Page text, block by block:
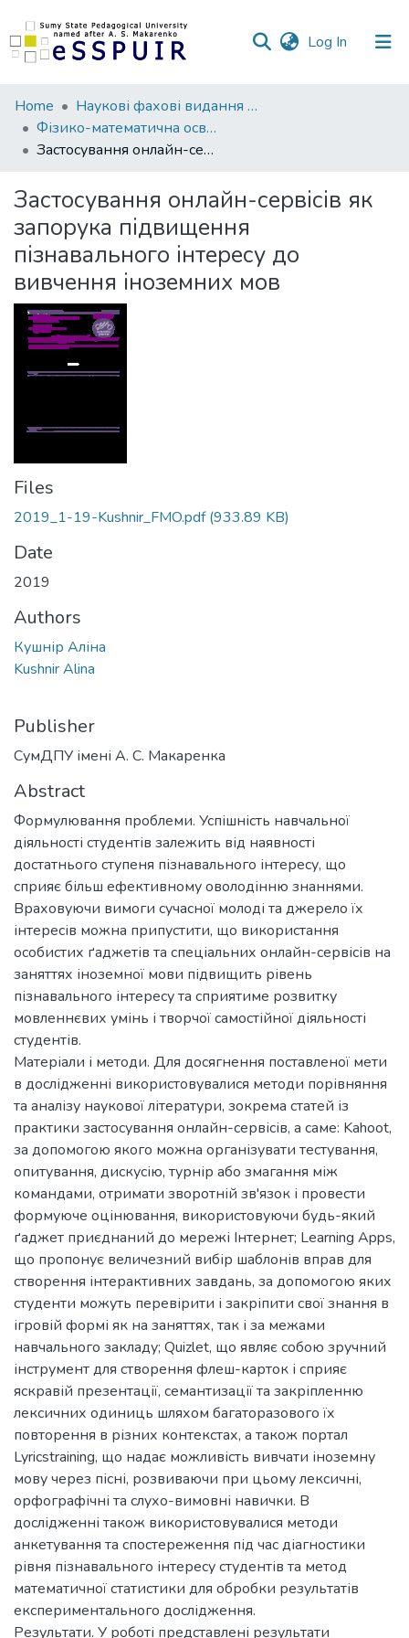
Log In (current)
Communities
&
Collections
Statistics
Home
Наукові фахові видання СумДПУ
Фізико-математична освіта
Застосування онлайн-сервісів як запорука підвищення пізнавального інтересу до вивчення іноземних мов
Застосування онлайн-сервісів як
запорука підвищення
пізнавального інтересу до
вивчення іноземних мов
Files
2019_1-19-Kushnir_FMO.pdf(933.89 KB)
Date
2019
Authors
Кушнір Аліна
Kushnir Alina
Publisher
СумДПУ імені А. С. Макаренка
Abstract
Формулювання проблеми. Успішність навчальної
діяльності студентів залежить від наявності
достатнього ступеня пізнавального інтересу, що
сприяє більш ефективному оволодінню знаннями.
Враховуючи вимоги сучасної молоді та джерело їх
інтересів можна припустити, що використання
особистих ґаджетів та спеціальних онлайн-сервісів на
заняттях іноземної мови підвищить рівень
пізнавального інтересу та сприятиме розвитку
мовленнєвих умінь і творчої самостійної діяльності
студентів.
Матеріали і методи. Для досягнення поставленої мети
в дослідженні використовувалися методи порівняння
та аналізу наукової літератури, зокрема статей із
практики застосування онлайн-сервісів, а саме: Kahoot,
за допомогою якого можна організувати тестування,
опитування, дискусію, турнір або змагання між
командами, отримати зворотній зв'язок і провести
формуюче оцінювання, використовуючи будь-який
ґаджет приєднаний до мережі Інтернет; Learning Apps,
що пропонує величезний вибір шаблонів вправ для
створення інтерактивних завдань, за допомогою яких
студенти можуть перевірити і закріпити свої знання в
ігровій формі як на заняттях, так і за межами
навчального закладу; Quizlet, що являє собою зручний
інструмент для створення флеш-карток і сприяє
яскравій презентації, семантизації та закріпленню
лексичних одиниць шляхом багаторазового їх
повторення в різних контекстах, а також портал
Lyricstraining, що надає можливість вивчати іноземну
мову через пісні, розвиваючи при цьому лексичні,
орфографічні та слухо-вимовні навички. В
дослідженні також використовувалися методи
анкетування та спостереження під час діагностики
рівня пізнавального інтересу студентів та метод
математичної статистики для обробки результатів
експериментального дослідження.
Результати. У роботі представлені результати